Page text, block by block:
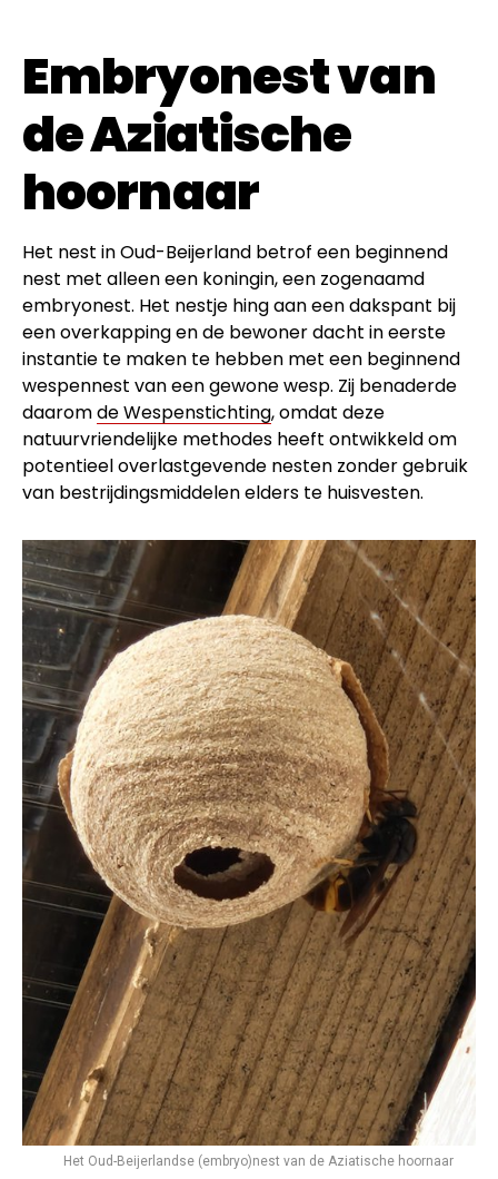
Embryonest van
de Aziatische
hoornaar
Het nest in Oud-Beijerland betrof een beginnend
nest met alleen een koningin, een zogenaamd
embryonest. Het nestje hing aan een dakspant bij
een overkapping en de bewoner dacht in eerste
instantie te maken te hebben met een beginnend
wespennest van een gewone wesp. Zij benaderde
daaromde Wespenstichting, omdat deze
natuurvriendelijke methodes heeft ontwikkeld om
potentieel overlastgevende nesten zonder gebruik
van bestrijdingsmiddelen elders te huisvesten.
Het Oud-Beijerlandse (embryo)nest van de Aziatische hoornaar